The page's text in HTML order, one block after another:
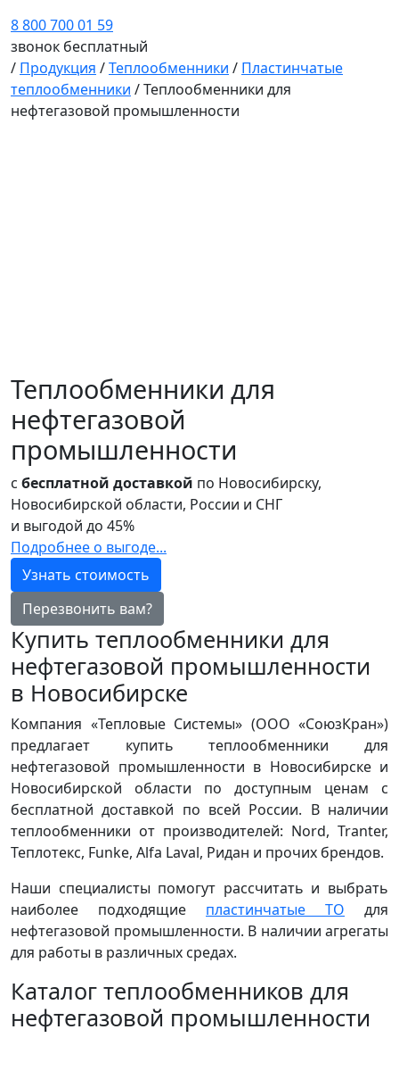
8 800 700 01 59
звонок бесплатный
/ Продукция /Теплообменники / Пластинчатые
теплообменники / Теплообменники для
нефтегазовой промышленности
Теплообменники для
нефтегазовой
промышленности
с бесплатной доставкой по Новосибирску,
Новосибирской области, России и СНГ
и выгодой до 45%
Подробнее о выгоде...
Узнать стоимость
Перезвонить вам?
Купить теплообменники для
нефтегазовой промышленности
в Новосибирске
Компания «Тепловые Системы» (ООО «СоюзКран»)
предлагает купить теплообменники для
нефтегазовой промышленности в Новосибирске и
Новосибирской области по доступным ценам с
бесплатной доставкой по всей России. В наличии
теплообменники от производителей: Nord, Tranter,
Теплотекс, Funke, Alfa Laval, Ридан и прочих брендов.
Наши специалисты помогут рассчитать и выбрать
наиболее подходящие пластинчатые ТО для
нефтегазовой промышленности. В наличии агрегаты
для работы в различных средах.
Каталог теплообменников для
нефтегазовой промышленности